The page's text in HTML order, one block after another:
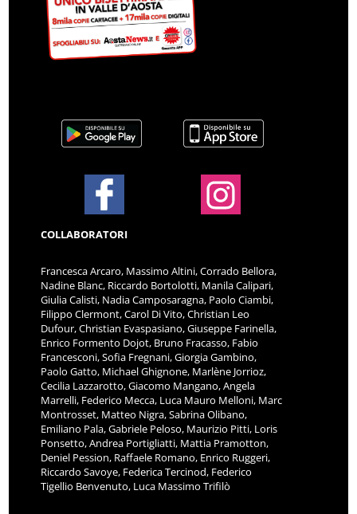
COLLABORATORI
Francesca Arcaro, Massimo Altini, Corrado Bellora,
Nadine Blanc, Riccardo Bortolotti, Manila Calipari,
Giulia Calisti, Nadia Camposaragna, Paolo Ciambi,
Filippo Clermont, Carol Di Vito, Christian Leo
Dufour, Christian Evaspasiano, Giuseppe Farinella,
Enrico Formento Dojot, Bruno Fracasso, Fabio
Francesconi, Sofia Fregnani, Giorgia Gambino,
Paolo Gatto, Michael Ghignone, Marlène Jorrioz,
Cecilia Lazzarotto, Giacomo Mangano, Angela
Marrelli, Federico Mecca, Luca Mauro Melloni, Marc
Montrosset, Matteo Nigra, Sabrina Olibano,
Emiliano Pala, Gabriele Peloso, Maurizio Pitti, Loris
Ponsetto, Andrea Portigliatti, Mattia Pramotton,
Deniel Pession, Raffaele Romano, Enrico Ruggeri,
Riccardo Savoye, Federica Tercinod, Federico
Tigellio Benvenuto, Luca Massimo Trifilò